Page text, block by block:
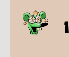
1